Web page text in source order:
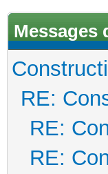
Messages
RE:
RE:
RE: